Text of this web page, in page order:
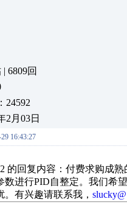
6809回
24592
2月03日
16:43:27
的回复内容：付费求购成
数进行PID自整定。我们希
。有兴趣请联系我，